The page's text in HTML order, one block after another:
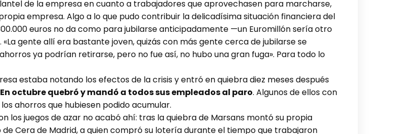
de la empresa en cuanto a trabajadores que aprovechasen para marcharse,
empresa. Algo a lo que pudo contribuir la delicadísima situación financiera del
euros no da como para jubilarse anticipadamente —un Euromillón sería otro
gente allí era bastante joven, quizás con más gente cerca de jubilarse se
ya podrían retirarse, pero no fue así, no hubo una gran fuga». Para todo lo
estaba notando los efectos de la crisis y entró en quiebra diez meses después
octubre quebró y mandó a todos sus empleados al paro. Algunos de ellos con
ahorros que hubiesen podido acumular.
los juegos de azar no acabó ahí: tras la quiebra de Marsans montó su propia
Cera de Madrid, a quien compró su lotería durante el tiempo que trabajaron